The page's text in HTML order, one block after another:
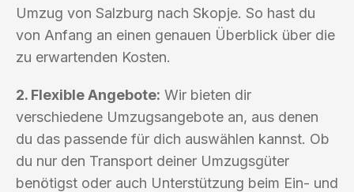
Umzug von Salzburg nach Skopje. So hast du
von Anfang an einen genauen Überblick über die
zu erwartenden Kosten.
2. Flexible Angebote: Wir bieten dir
verschiedene Umzugsangebote an, aus denen
du das passende für dich auswählen kannst. Ob
du nur den Transport deiner Umzugsgüter
benötigst oder auch Unterstützung beim Ein- und